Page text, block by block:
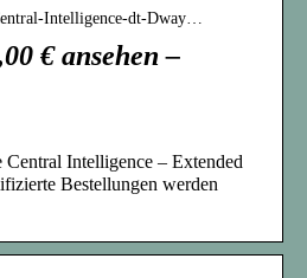
Intelligence-dt-Dway…
€ ansehen –
Intelligence – Extended
Bestellungen werden